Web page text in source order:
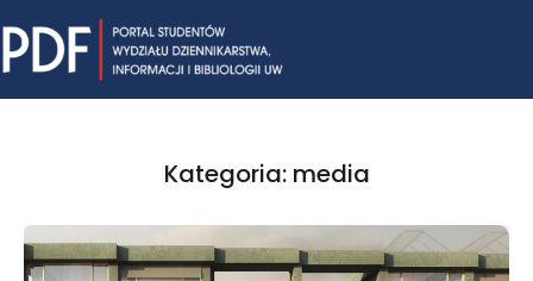
to
content
Kategoria: media
StronaStrona